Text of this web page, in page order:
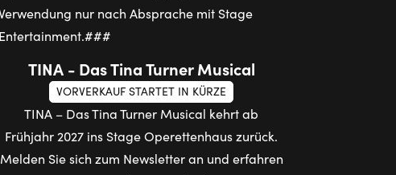
TINA - Das Tina Turner Musical
VORVERKAUF STARTET IN KÜRZE
TINA – Das Tina Turner Musical kehrt ab
Frühjahr 2027 ins Stage Operettenhaus zurück.
Melden Sie sich zum Newsletter an und erfahren